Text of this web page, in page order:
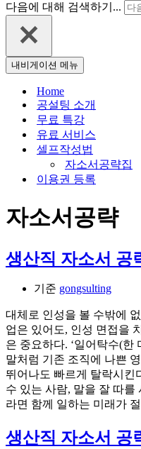
다음에 대해 검색하기...
내비게이션 메뉴
Home
공설팅 소개
무료 특강
유료 서비스
셀프작성법
자소서공략집
이용권 등록
자소서공략
생산직 자소서 공
기준 gongsulting
대체로 인성을 볼 수밖에
업은 있어도, 인성 면접을
은 중요하다. ‘일어탁수(한
말처럼 기존 조직에 나쁜
뛰어나도 빠르게 탈락시킨
수 있는 사람, 말을 잘 따를
라면 함께 일하는 미래가
생산직 자소서 공